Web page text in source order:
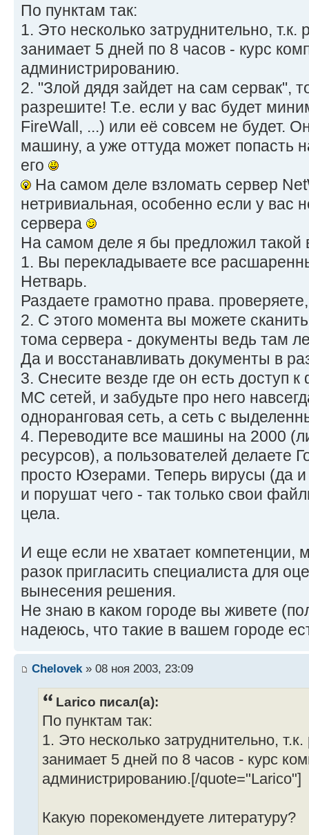
По пунктам так:
1. Это несколько затруднительно, т.к.
занимает 5 дней по 8 часов - курс
администрированию.
2. "Злой дядя зайдет на сам сервак",
разрешите! Т.е. если у вас будет
FireWall, ...) или её совсем не будет.
машину, а уже оттуда может попасть
его
На самом деле взломать сервер
нетривиальная, особенно если у вас
сервера
На самом деле я бы предложил такой
1. Вы перекладываете все
Нетварь.
Раздаете грамотно права.
2. С этого момента вы можете
тома сервера - документы ведь там
Да и восстанавливать документы в
3. Снесите везде где он есть доступ
МС сетей, и забудьте про него
одноранговая сеть, а сеть с
4. Переводите все машины на 2000
ресурсов), а пользователей делаете
просто Юзерами. Теперь вирусы (да
и порушат чего - так только свои
цела.
И еще если не хватает компетенции,
разок пригласить специалиста для
вынесения решения.
Не знаю в каком городе вы живете
надеюсь, что такие в вашем городе
Chelovek» 08 ноя 2003, 23:09
Larico писал(а):
По пунктам так:
1. Это несколько затруднительно,
занимает 5 дней по 8 часов - курс
администрированию.[/quote="Larico"]
Какую порекомендуете литературу?